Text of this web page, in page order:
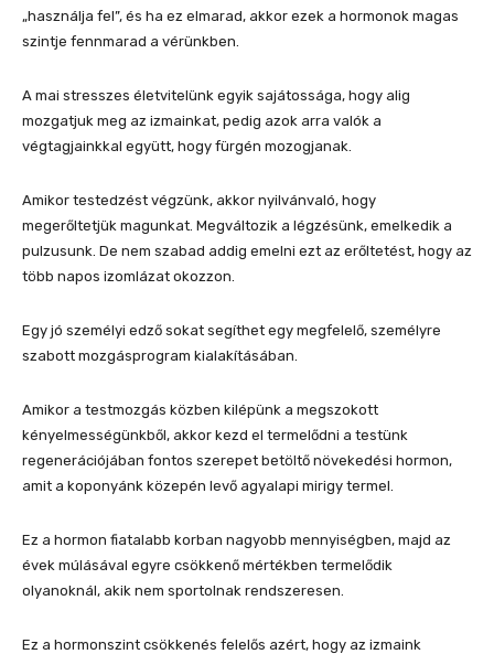
„használja fel”, és ha ez elmarad, akkor ezek a hormonok magas
szintje fennmarad a vérünkben.
A mai stresszes életvitelünk egyik sajátossága, hogy alig
mozgatjuk meg az izmainkat, pedig azok arra valók a
végtagjainkkal együtt, hogy fürgén mozogjanak.
Amikor testedzést végzünk, akkor nyilvánvaló, hogy
megerőltetjük magunkat. Megváltozik a légzésünk, emelkedik a
pulzusunk. De nem szabad addig emelni ezt az erőltetést, hogy az
több napos izomlázat okozzon.
Egy jó személyi edző sokat segíthet egy megfelelő, személyre
szabott mozgásprogram kialakításában.
Amikor a testmozgás közben kilépünk a megszokott
kényelmességünkből, akkor kezd el termelődni a testünk
regenerációjában fontos szerepet betöltő növekedési hormon,
amit a koponyánk közepén levő agyalapi mirigy termel.
Ez a hormon fiatalabb korban nagyobb mennyiségben, majd az
évek múlásával egyre csökkenő mértékben termelődik
olyanoknál, akik nem sportolnak rendszeresen.
Ez a hormonszint csökkenés felelős azért, hogy az izmaink